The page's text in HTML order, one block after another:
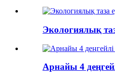
Экологиялық
Арнайы 4